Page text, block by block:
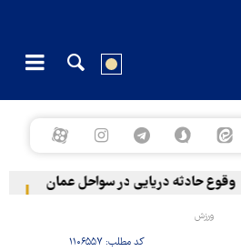
وقوع حادثه دریایی در سواحل عمان
ورزش
کد مطلب:۱۱۰۶۵۵۷